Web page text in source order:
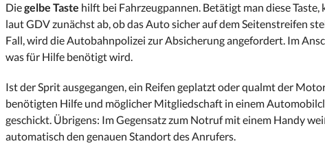
Diegelbe Taste hilft bei Fahrzeugpannen. Betätigt man diese
laut GDV zunächst ab, ob das Auto sicher auf dem Seitenstreifen
Fall, wird die Autobahnpolizei zur Absicherung angefordert. Im
was für Hilfe benötigt wird.
Ist der Sprit ausgegangen, ein Reifen geplatzt oder qualmt der
benötigten Hilfe und möglicher Mitgliedschaft in einem
geschickt. Übrigens: Im Gegensatz zum Notruf mit einem Handy
automatisch den genauen Standort des Anrufers.